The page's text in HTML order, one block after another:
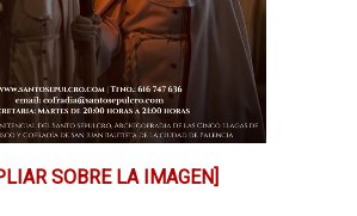
SOBRE LA IMAGEN]